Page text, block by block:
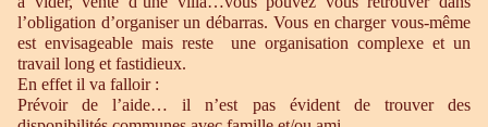
l’obligation d’organiser un débarras. Vous en charger vous-même
est envisageable mais reste une organisation complexe et un
travail long et fastidieux.
En effet il va falloir :
Prévoir de l’aide… il n’est pas évident de trouver des